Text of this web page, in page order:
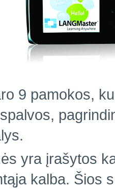
9 pamokos,
yra įrašytos
kalba. Šios